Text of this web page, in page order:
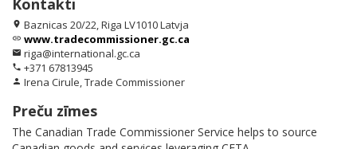
Kontakti
location_on Baznicas 20/22, Riga LV1010 Latvja
link www.tradecommissioner.gc.ca
email riga@international.gc.ca
phone +371 67813945
person Irena Cirule, Trade Commissioner
Preču zīmes
The Canadian Trade Commissioner Service helps to source